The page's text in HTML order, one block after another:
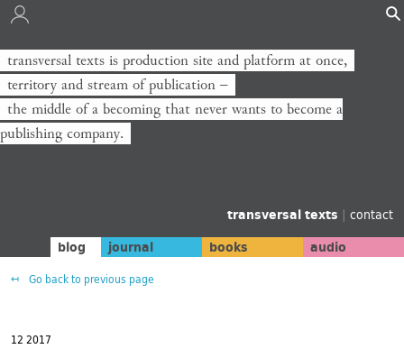
transversal texts is production site and platform at once,
territory and stream of publication −
the middle of a becoming that never wants to become a
publishing company.
transversal texts | contact
blog journal books audio
Go back to previous page
12 2017